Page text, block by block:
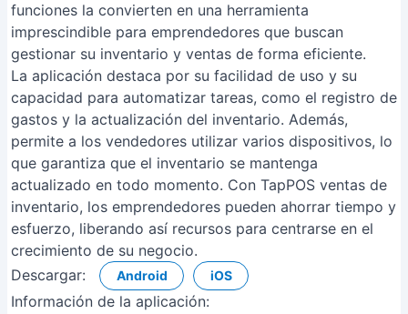
funciones la convierten en una herramienta
imprescindible para emprendedores que buscan
gestionar su inventario y ventas de forma eficiente.
La aplicación destaca por su facilidad de uso y su
capacidad para automatizar tareas, como el registro de
gastos y la actualización del inventario. Además,
permite a los vendedores utilizar varios dispositivos, lo
que garantiza que el inventario se mantenga
actualizado en todo momento. Con TapPOS ventas de
inventario, los emprendedores pueden ahorrar tiempo y
esfuerzo, liberando así recursos para centrarse en el
crecimiento de su negocio.
Descargar:
Android iOS
Información de la aplicación: